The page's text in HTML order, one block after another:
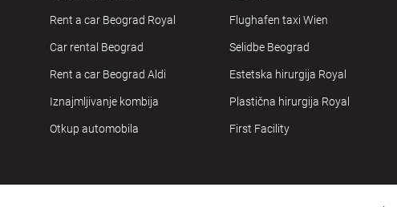
Rent a car Beograd Royal
Car rental Beograd
Rent a car Beograd Aldi
Iznajmljivanje kombija
Otkup automobila
Flughafen taxi Wien
Selidbe Beograd
Estetska hirurgija Royal
Plastična hirurgija Royal
First Facility